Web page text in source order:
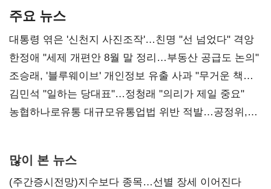
주요 뉴스
대통령 엮은 '신천지 사진조작'…친명 "선 넘었다" 격앙
한정애 "세제 개편안 8월 말 정리…부동산 공급도 논의"
조승래, '블루웨이브' 개인정보 유출 사과 "무거운 책임
통감"
김민석 "일하는 당대표"…정청래 "의리가 제일 중요"
농협하나로유통 대규모유통업법 위반 적발…공정위,
많이 본 뉴스
(주간증시전망)지수보다 종목…선별 장세 이어진다